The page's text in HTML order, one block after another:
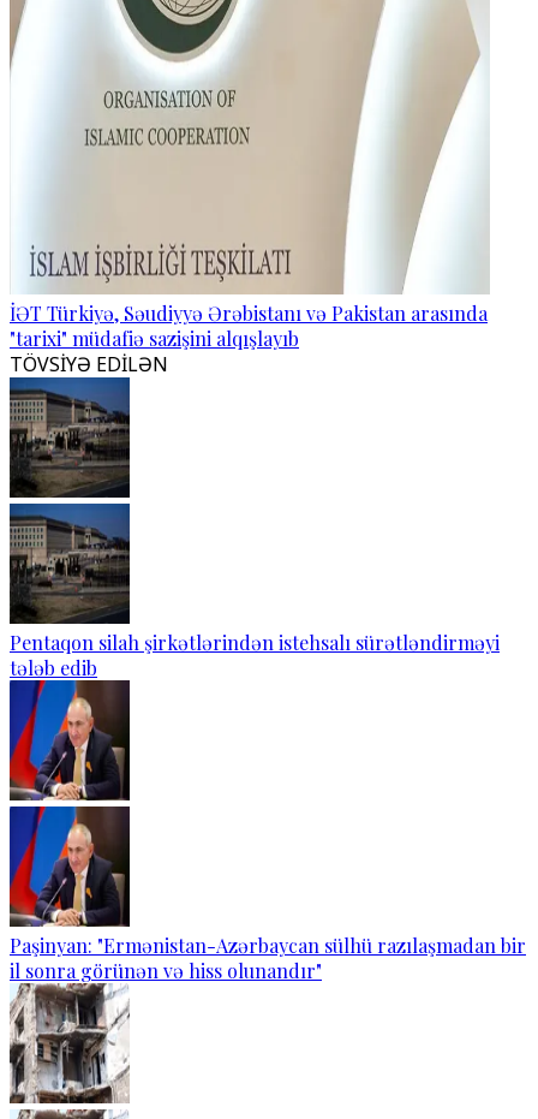
İƏT Türkiyə, Səudiyyə Ərəbistanı və Pakistan arasında
"tarixi" müdafiə sazişini alqışlayıb
TÖVSİYƏ EDİLƏN
Pentaqon silah şirkətlərindən istehsalı sürətləndirməyi
tələb edib
Paşinyan: "Ermənistan-Azərbaycan sülhü razılaşmadan bir
il sonra görünən və hiss olunandır"